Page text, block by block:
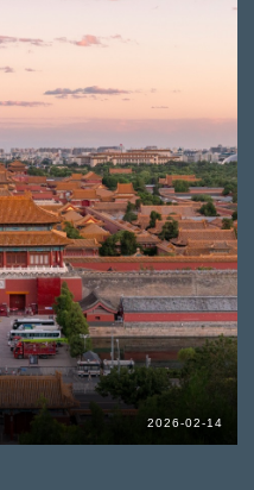
2026-02-14